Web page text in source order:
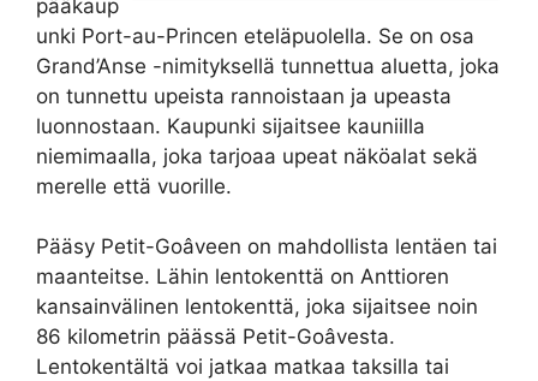
pääkaup
unki Port-au-Princen eteläpuolella. Se on osa
Grand’Anse -nimityksellä tunnettua aluetta, joka
on tunnettu upeista rannoistaan ja upeasta
luonnostaan. Kaupunki sijaitsee kauniilla
niemimaalla, joka tarjoaa upeat näköalat sekä
merelle että vuorille.
Pääsy Petit-Goâveen on mahdollista lentäen tai
maanteitse. Lähin lentokenttä on Anttioren
kansainvälinen lentokenttä, joka sijaitsee noin
86 kilometrin päässä Petit-Goâvesta.
Lentokentältä voi jatkaa matkaa taksilla tai